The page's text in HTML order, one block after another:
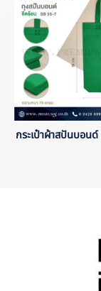
กระเป๋าผ้าสปันบอน